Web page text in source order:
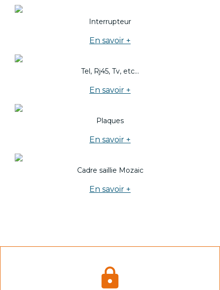
Interrupteur
En savoir +
Tel, Rj45, Tv, etc...
En savoir +
Plaques
En savoir +
Cadre saillie Mozaic
En savoir +